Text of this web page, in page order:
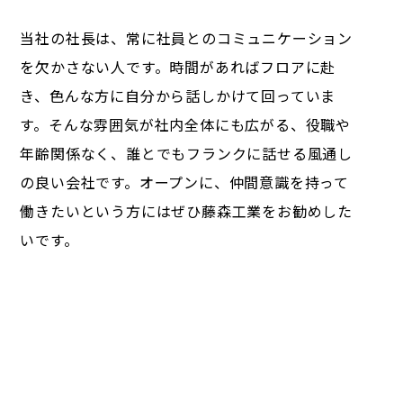
当社の社長は、常に社員とのコミュニケーション
を欠かさない人です。時間があればフロアに赴
き、色んな方に自分から話しかけて回っていま
す。そんな雰囲気が社内全体にも広がる、役職や
年齢関係なく、誰とでもフランクに話せる風通し
の良い会社です。オープンに、仲間意識を持って
働きたいという方にはぜひ藤森工業をお勧めした
いです。